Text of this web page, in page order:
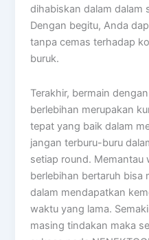
dihabiskan dalam dalam
Dengan begitu, Anda
tanpa cemas terhadap
buruk.
Terakhir, bermain
berlebihan merupakan
tepat yang baik dalam
jangan terburu-buru
setiap round. Memantau
berlebihan bertaruh bisa
dalam mendapatkan
waktu yang lama.
masing tindakan maka